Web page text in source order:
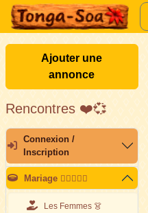
Ajouter une
annonce
Rencontres ❤️💞
Connexion /
Inscription
Mariage 👩🏽‍❤️‍👨🏽
Les Femmes 👗